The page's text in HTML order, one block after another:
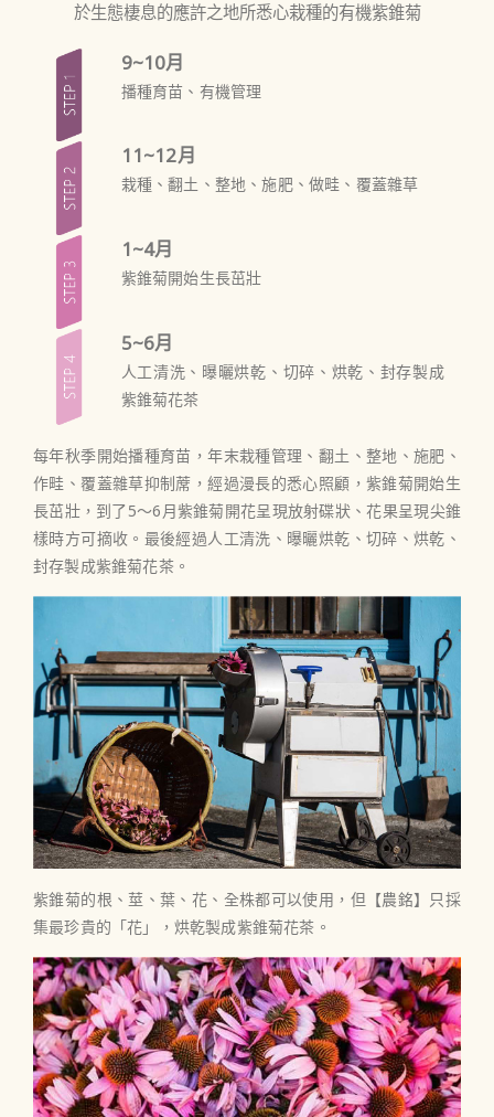
於生態棲息的應許之地所悉心栽種的有機紫錐菊
9~10月
播種育苗、有機管理
11~12月
栽種、翻土、整地、施肥、做畦、覆蓋雜草
1~4月
紫錐菊開始生長茁壯
5~6月
人工清洗、曝曬烘乾、切碎、烘乾、封存製成
紫錐菊花茶
每年秋季開始播種育苗，年末栽種管理、翻土、整地、施肥、
作畦、覆蓋雜草抑制蓆，經過漫長的悉心照顧，紫錐菊開始生
長茁壯，到了5～6月紫錐菊開花呈現放射碟狀、花果呈現尖錐
樣時方可摘收。最後經過人工清洗、曝曬烘乾、切碎、烘乾、
封存製成紫錐菊花茶。
紫錐菊的根、莖、葉、花、全株都可以使用，但【農銘】只採
集最珍貴的「花」，烘乾製成紫錐菊花茶。